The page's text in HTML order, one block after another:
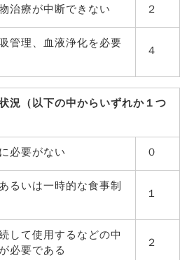
治療が中断できない ２
管理、血液浄化を必要
４
況（以下の中からいずれか１つ
必要がない ０
るいは一時的な食事制
１
して使用するなどの中
必要である
２